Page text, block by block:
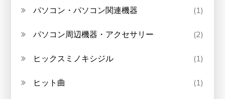
パソコン・パソコン関連機器 (1)
パソコン周辺機器・アクセサリー (2)
ヒックスミノキシジル (1)
ヒット曲 (1)